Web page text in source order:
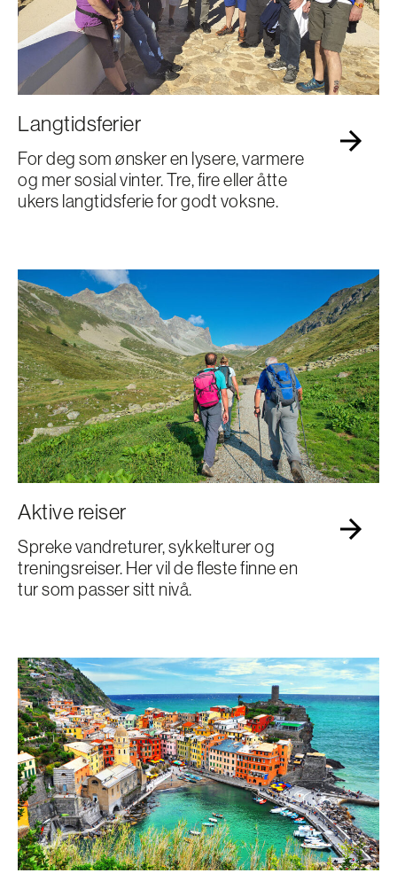
Langtidsferier
For deg som ønsker en lysere, varmere
og mer sosial vinter. Tre, fire eller åtte
ukers langtidsferie for godt voksne.
Aktive reiser
Spreke vandreturer, sykkelturer og
treningsreiser. Her vil de fleste finne en
tur som passer sitt nivå.